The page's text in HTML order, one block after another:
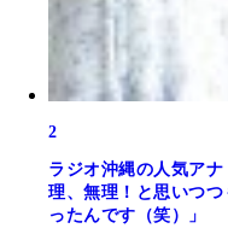
2
ラジオ沖縄の人気ア
理、無理！と思いつ
ったんです（笑）」